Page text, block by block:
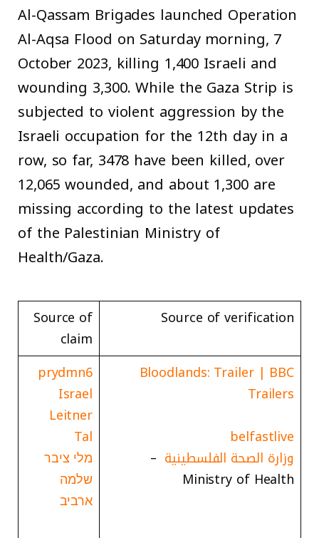
Al-Qassam Brigades launched Operation
Al-Aqsa Flood on Saturday morning, 7
October 2023, killing 1,400 Israeli and
wounding 3,300. While the Gaza Strip is
subjected to violent aggression by the
Israeli occupation for the 12th day in a
row, so far, 3478 have been killed, over
12,065 wounded, and about 1,300 are
missing according to the latest updates
of the Palestinian Ministry of
Health/Gaza.
Source of verification
Source of
claim
Bloodlands: Trailer | BBC
Trailers
belfastlive
وزارة الصحة الفلسطينية –
Ministry of Health
prydmn6
Israel
Leitner
Tal
מלי ציבר
שלמה
ארביב